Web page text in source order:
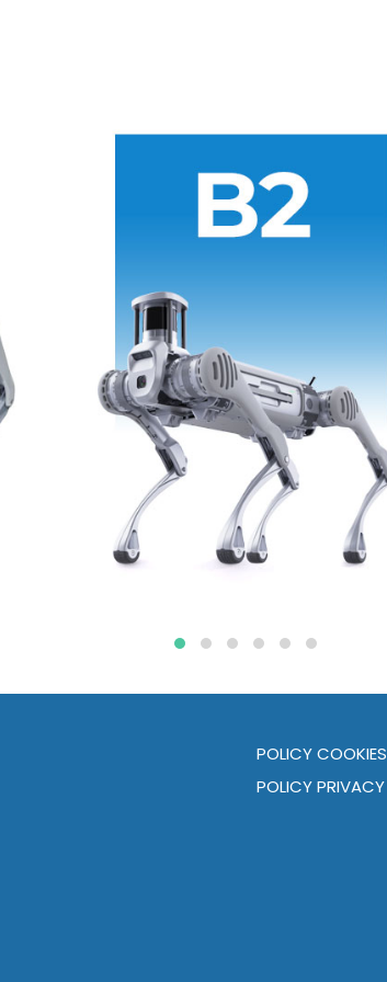
POLICY COOKIES
POLICY PRIVACY